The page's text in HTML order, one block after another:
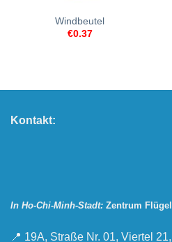
Windbeutel
€0.37
Kontakt:
In Ho-Chi-Minh-Stadt: Zentrum
📍 19A, Straße Nr. 01, Viertel